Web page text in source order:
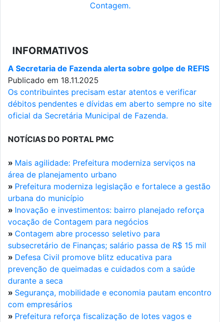
Contagem.
INFORMATIVOS
A Secretaria de Fazenda alerta sobre golpe de REFIS
Publicado em 18.11.2025
Os contribuintes precisam estar atentos e verificar
débitos pendentes e dívidas em aberto sempre no site
oficial da Secretária Municipal de Fazenda.
NOTÍCIAS DO PORTAL PMC
» Mais agilidade: Prefeitura moderniza serviços na
área de planejamento urbano
» Prefeitura moderniza legislação e fortalece a gestão
urbana do município
» Inovação e investimentos: bairro planejado reforça
vocação de Contagem para negócios
» Contagem abre processo seletivo para
subsecretário de Finanças; salário passa de R$ 15 mil
» Defesa Civil promove blitz educativa para
prevenção de queimadas e cuidados com a saúde
durante a seca
» Segurança, mobilidade e economia pautam encontro
com empresários
» Prefeitura reforça fiscalização de lotes vagos e